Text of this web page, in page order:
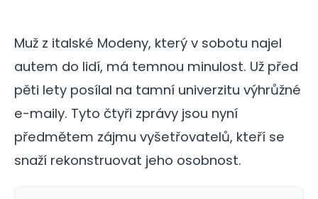
Muž z italské Modeny, který v sobotu najel
autem do lidí, má temnou minulost. Už před
pěti lety posílal na tamní univerzitu výhrůžné
e-maily. Tyto čtyři zprávy jsou nyní
předmětem zájmu vyšetřovatelů, kteří se
snaží rekonstruovat jeho osobnost.